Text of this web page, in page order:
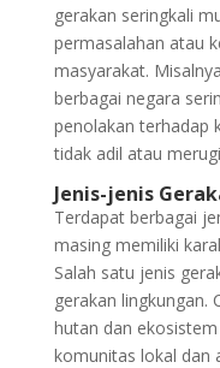
gerakan seringkali
permasalahan atau
masyarakat.
berbagai negara
penolakan terhadap
tidak adil atau
Jenis-jenis
Terdapat berbagai
masing memiliki
Salah satu jenis
gerakan lingkungan.
hutan dan
komunitas lokal dan